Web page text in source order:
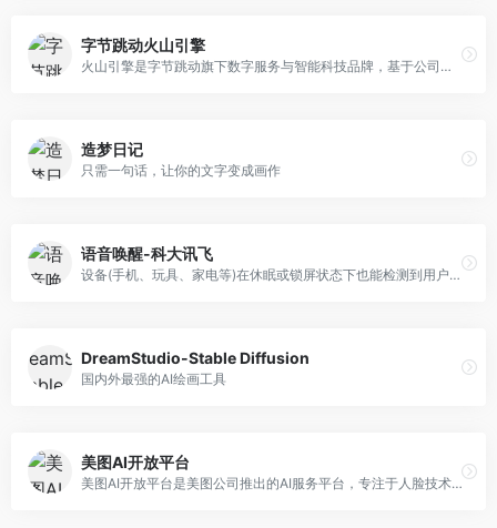
字节跳动火山引擎
火山引擎是字节跳动旗下数字服务与智能科技品牌，基于公司服务数亿用户的大数据、人工智能和基础服务等技术能力，为企业提供系统化全链路解决方案，助力企业务实地创新。
造梦日记
只需一句话，让你的文字变成画作
语音唤醒-科大讯飞
设备(手机、玩具、家电等)在休眠或锁屏状态下也能检测到用户的声音(设定的语音指令，即唤醒词)，让处于休眠状态下的设备直接进入到等待指令状态，开启语音交互第一步
DreamStudio-Stable Diffusion
国内外最强的AI绘画工具
美图AI开放平台
美图AI开放平台是美图公司推出的AI服务平台，专注于人脸技术、人体技术、图像识别、图像处理、图像生成等核心领域，为客户提供经市场验证的专业AI算法服务和解决方案。